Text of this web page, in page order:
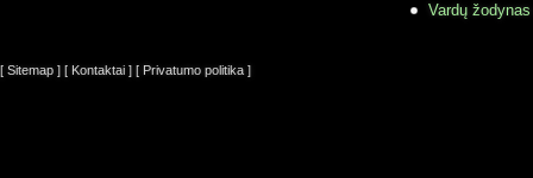
Vardų
[ Sitemap ] [ Kontaktai ] [ Privatumo politika ]